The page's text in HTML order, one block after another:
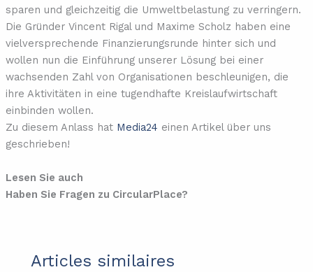
sparen und gleichzeitig die Umweltbelastung zu verringern.
Die Gründer Vincent Rigal und Maxime Scholz haben eine
vielversprechende Finanzierungsrunde hinter sich und
wollen nun die Einführung unserer Lösung bei einer
wachsenden Zahl von Organisationen beschleunigen, die
ihre Aktivitäten in eine tugendhafte Kreislaufwirtschaft
einbinden wollen.
Zu diesem Anlass hat Media24 einen Artikel über uns
geschrieben!
Lesen Sie auch
Haben Sie Fragen zu CircularPlace?
Articles similaires